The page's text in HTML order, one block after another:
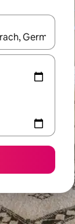
med upp-